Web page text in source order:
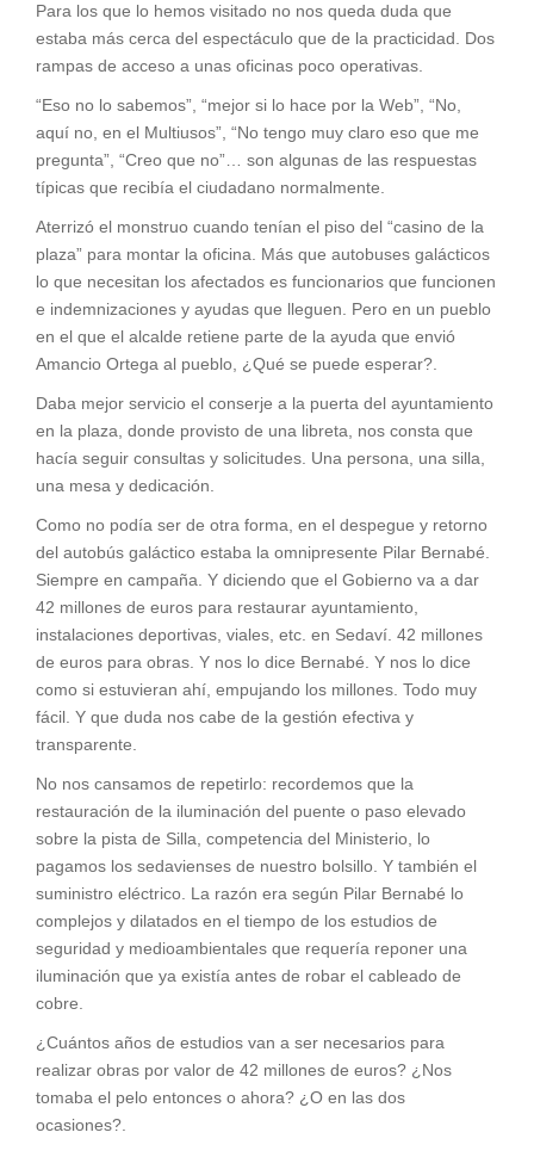
Para los que lo hemos visitado no nos queda duda que
estaba más cerca del espectáculo que de la practicidad. Dos
rampas de acceso a unas oficinas poco operativas.
“Eso no lo sabemos”, “mejor si lo hace por la Web”, “No,
aquí no, en el Multiusos”, “No tengo muy claro eso que me
pregunta”, “Creo que no”… son algunas de las respuestas
típicas que recibía el ciudadano normalmente.
Aterrizó el monstruo cuando tenían el piso del “casino de la
plaza” para montar la oficina. Más que autobuses galácticos
lo que necesitan los afectados es funcionarios que funcionen
e indemnizaciones y ayudas que lleguen. Pero en un pueblo
en el que el alcalde retiene parte de la ayuda que envió
Amancio Ortega al pueblo, ¿Qué se puede esperar?.
Daba mejor servicio el conserje a la puerta del ayuntamiento
en la plaza, donde provisto de una libreta, nos consta que
hacía seguir consultas y solicitudes. Una persona, una silla,
una mesa y dedicación.
Como no podía ser de otra forma, en el despegue y retorno
del autobús galáctico estaba la omnipresente Pilar Bernabé.
Siempre en campaña. Y diciendo que el Gobierno va a dar
42 millones de euros para restaurar ayuntamiento,
instalaciones deportivas, viales, etc. en Sedaví. 42 millones
de euros para obras. Y nos lo dice Bernabé. Y nos lo dice
como si estuvieran ahí, empujando los millones. Todo muy
fácil. Y que duda nos cabe de la gestión efectiva y
transparente.
No nos cansamos de repetirlo: recordemos que la
restauración de la iluminación del puente o paso elevado
sobre la pista de Silla, competencia del Ministerio, lo
pagamos los sedavienses de nuestro bolsillo. Y también el
suministro eléctrico. La razón era según Pilar Bernabé lo
complejos y dilatados en el tiempo de los estudios de
seguridad y medioambientales que requería reponer una
iluminación que ya existía antes de robar el cableado de
cobre.
¿Cuántos años de estudios van a ser necesarios para
realizar obras por valor de 42 millones de euros? ¿Nos
tomaba el pelo entonces o ahora? ¿O en las dos
ocasiones?.